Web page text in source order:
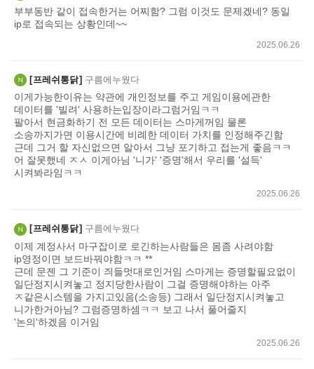
부부동반 같이 접속한거는 어찌함? 그럼 이것도 문제겠네? 동일
ip로 접속되는 상황인데~~
2025.06.26
프레쉬통닭 구름에누웠다
이게가능한이유는 약관에 개인정보를 주고 게임이용에관한
데이터를 '빌려' 사용하는입장이라그럼거임ㅋㅋ
팔아서 현금화하기 전 모든 데이터는 스마게꺼임 물론
소송까지가면 이용시간에 비례한 데이터 가치를 인정해주긴함
근데 그거 할 자신없으면 알아서 그냥 포기하고 접는게 좋음ㅋㅋ
어 잘못했네 ㅈㅅ 이게아님 '니가' '증명'해서 우리를 '설득'
시켜봐라임ㅋㅋ
2025.06.26
프레쉬통닭 구름에누웠다
이제 계정사서 마구잡이로 로긴하는사람들은 몸좀 사려야함
ip영정이면 보드바꿔야함ㅋㅋ **
근데 문젠 그 기준이 즤들멋대로인거임 스마게는 증명할필요없이
일단정지시켜놓고 정지당한사람이 그걸 증명해야하는 아주
ㅈ같은시스템을 가지고있음(소송등) 그래서 일단정지시켜놓고
니가한거아님? 그럼증명하셈ㅋㅋ 보고 나서 풀어줄지
'논의'하겠음 이거임
2025.06.26